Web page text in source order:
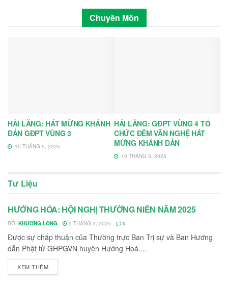
Chuyên Môn
HẢI LĂNG: HÁT MỪNG KHÁNH
ĐẢN GĐPT VÙNG 3
10 THÁNG 5, 2025
HẢI LĂNG: GĐPT VÙNG 4 TỔ
CHỨC ĐÊM VĂN NGHỆ HÁT
MỪNG KHÁNH ĐẢN
10 THÁNG 5, 2025
Tư Liệu
TIN GIA ĐÌNH PHẬT TỬ
HƯỚNG HÓA: HỘI NGHỊ THƯỜNG NIÊN NĂM 2025
BỞI KHƯƠNG LONG 5 THÁNG 3, 2025 0
Được sự chấp thuận của Thường trực Ban Trị sự và Ban Hướng
dẫn Phật tử GHPGVN huyện Hướng Hoá....
XEM THÊMDETAILS